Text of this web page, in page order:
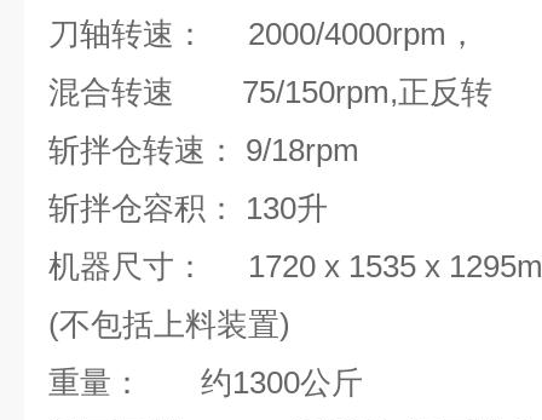
刀轴转速： 2000/4000rpm ，
混合转速 75/150rpm,正反转
斩拌仓转速：
9/18rpm
斩拌仓容积：
130升
机器尺寸：
1720 x 1535 x
(不包括上料装置)
重量：
约1300公斤